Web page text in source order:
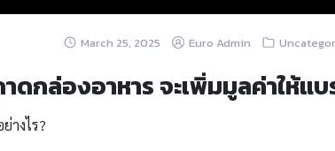
March 25, 2025 Euro Admin
ดกล่องอาหาร จะเพิ่มมูลค่าให้แบ